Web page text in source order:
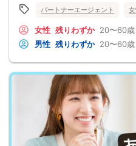
パートナーエージェント
女性 残りわずか 20〜60歳
男性 残りわずか 20〜60歳